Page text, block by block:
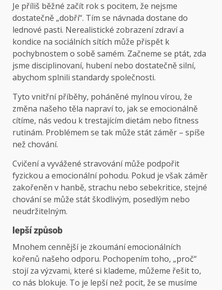
Je příliš běžné začít rok s pocitem, že nejsme
dostatečně „dobří“. Tím se návnada dostane do
lednové pasti. Nerealistické zobrazení zdraví a
kondice na sociálních sítích může přispět k
pochybnostem o sobě samém. Začneme se ptát, zda
jsme disciplinovaní, hubení nebo dostatečně silní,
abychom splnili standardy společnosti.
Tyto vnitřní příběhy, poháněné mylnou vírou, že
změna našeho těla napraví to, jak se emocionálně
cítíme, nás vedou k trestajícím dietám nebo fitness
rutinám. Problémem se tak může stát záměr – spíše
než chování.
Cvičení a vyvážené stravování může podpořit
fyzickou a emocionální pohodu. Pokud je však záměr
zakořeněn v hanbě, strachu nebo sebekritice, stejné
chování se může stát škodlivým, posedlým nebo
neudržitelným.
lepší způsob
Mnohem cennější je zkoumání emocionálních
kořenů našeho odporu. Pochopením toho, „proč“
stojí za výzvami, které si klademe, můžeme řešit to,
co nás blokuje. To je lepší než pocit, že se musíme